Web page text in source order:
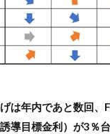
は年内であと数回、
導目標金利）が3％